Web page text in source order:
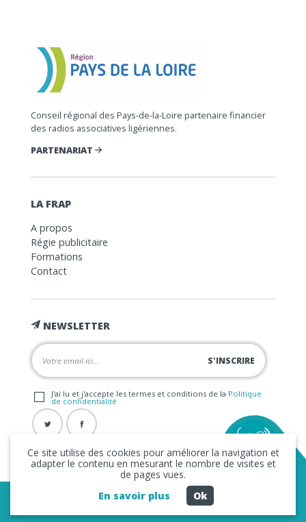
Conseil régional des Pays-de-la-Loire partenaire financier
des radios associatives ligériennes.
PARTENARIAT
LA FRAP
A propos
Régie publicitaire
Formations
Contact
NEWSLETTER
J'ai lu et j'accepte les termes et conditions de la Politique
de confidentialité
Copyright © 2026 La FRAP -Mentions légales
Business to Web
Ce site utilise des cookies pour améliorer la navigation et
adapter le contenu en mesurant le nombre de visites et
de pages vues.
En savoir plus
Ok